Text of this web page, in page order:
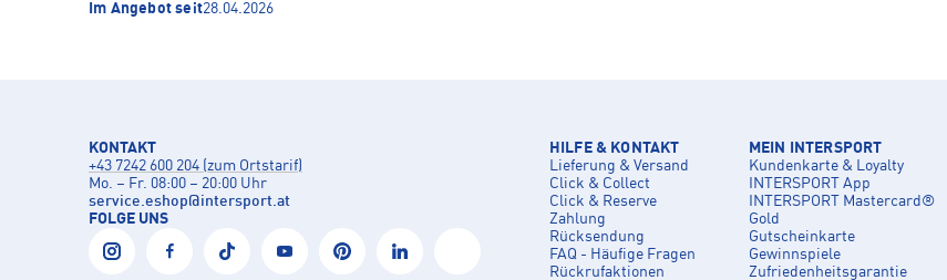
Im Angebot seit28.04.2026
KONTAKT
+43 7242 600 204 (zum Ortstarif)
Mo. – Fr. 08:00 – 20:00 Uhr
service.eshop@intersport.at
FOLGE UNS
HILFE & KONTAKT
Lieferung & Versand
Click & Collect
Click & Reserve
Zahlung
Rücksendung
FAQ - Häufige Fragen
Rückrufaktionen
MEIN INTERSPORT
Kundenkarte & Loyalty
INTERSPORT App
INTERSPORT Mastercard®
Gold
Gutscheinkarte
Gewinnspiele
Zufriedenheitsgarantie